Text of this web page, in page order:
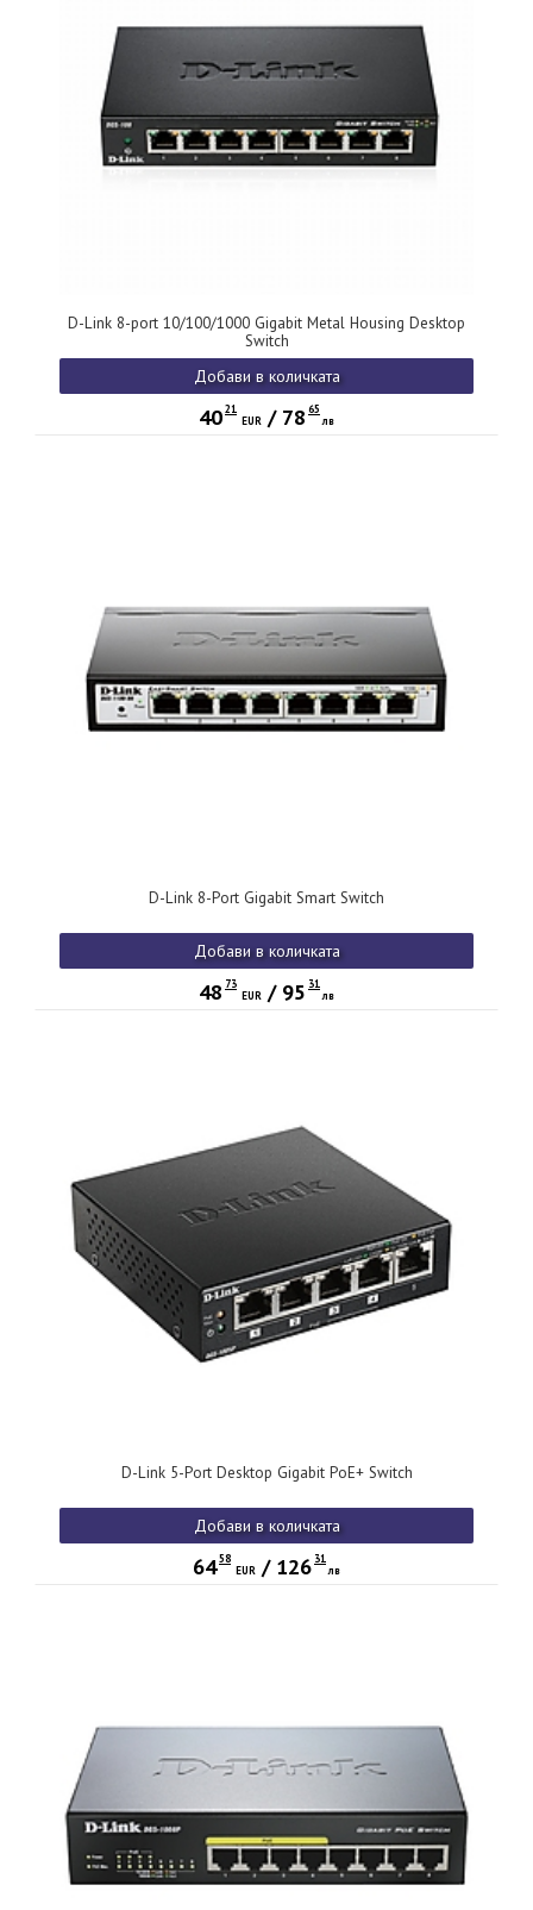
D-Link 8-port 10/100/1000 Gigabit Metal Housing Desktop
Switch
Добави в количката
4021
EUR
/ 78 65
лв
D-Link 8-Port Gigabit Smart Switch
Добави в количката
48 73
EUR
/ 95 31
лв
D-Link 5-Port Desktop Gigabit PoE+ Switch
Добави в количката
6458
EUR
/ 126 31
лв